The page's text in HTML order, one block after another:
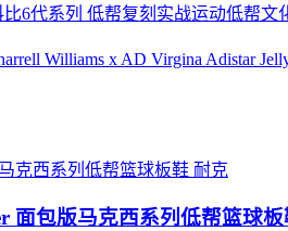
6代系列 低帮复刻实战运动低帮文
Williams x AD Virgina Adistar
耐克
面包版马克西系列低帮篮球板